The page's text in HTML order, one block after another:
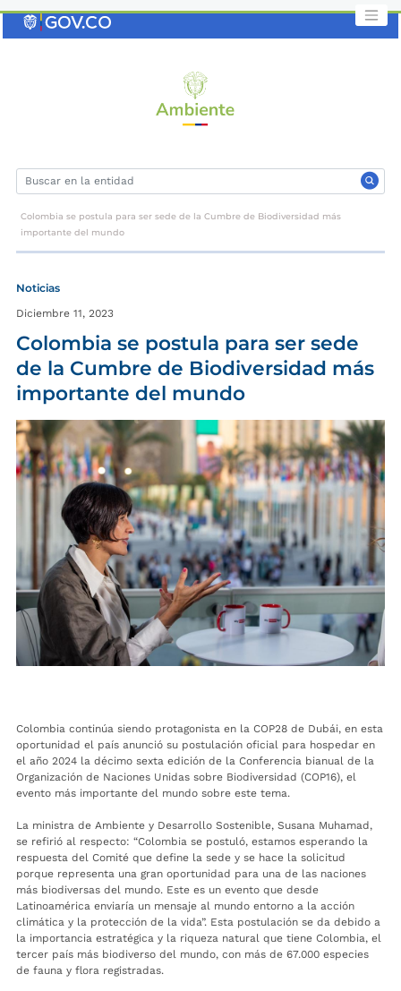
Colombia se postula para ser sede de la Cumbre de Biodiversidad más
importante del mundo
Noticias
Diciembre 11, 2023
Colombia se postula para ser sede
de la Cumbre de Biodiversidad más
importante del mundo
Colombia continúa siendo protagonista en la COP28 de Dubái, en esta
oportunidad el país anunció su postulación oficial para hospedar en
el año 2024 la décimo sexta edición de la Conferencia bianual de la
Organización de Naciones Unidas sobre Biodiversidad (COP16), el
evento más importante del mundo sobre este tema.
La ministra de Ambiente y Desarrollo Sostenible, Susana Muhamad,
se refirió al respecto: “Colombia se postuló, estamos esperando la
respuesta del Comité que define la sede y se hace la solicitud
porque representa una gran oportunidad para una de las naciones
más biodiversas del mundo. Este es un evento que desde
Latinoamérica enviaría un mensaje al mundo entorno a la acción
climática y la protección de la vida”. Esta postulación se da debido a
la importancia estratégica y la riqueza natural que tiene Colombia, el
tercer país más biodiverso del mundo, con más de 67.000 especies
de fauna y flora registradas.